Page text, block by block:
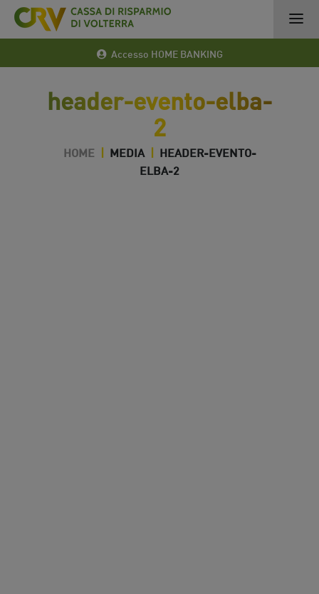
Accesso HOME BANKING
header-evento-elba-
2
HOME | MEDIA | HEADER-EVENTO-
ELBA-2